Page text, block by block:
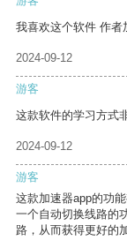
我喜欢这个软件 作者
2024-09-12
游客
这款软件的学习方式
2024-09-12
游客
这款加速器app的功
一个自动切换线路的
路，从而获得更好的